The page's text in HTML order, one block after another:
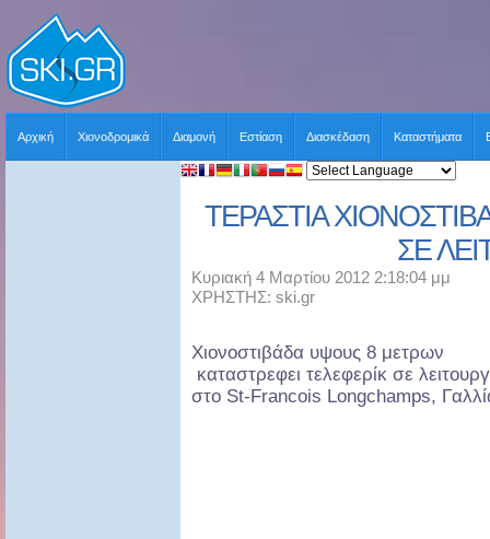
Αρχική Χιονοδρομικά Διαμονή Εστίαση Διασκέδαση Καταστήματα
ΤΕΡΑΣΤΙΑ
ΣΕ
Κυριακή 4 Μαρτίου 2012 2:18:04 μμ
ΧΡΗΣΤΗΣ: ski.gr
Χιονοστιβάδα υψους 8 μετρων
καταστρεφει τελεφερίκ σε
στο St-Francois Longchamps,